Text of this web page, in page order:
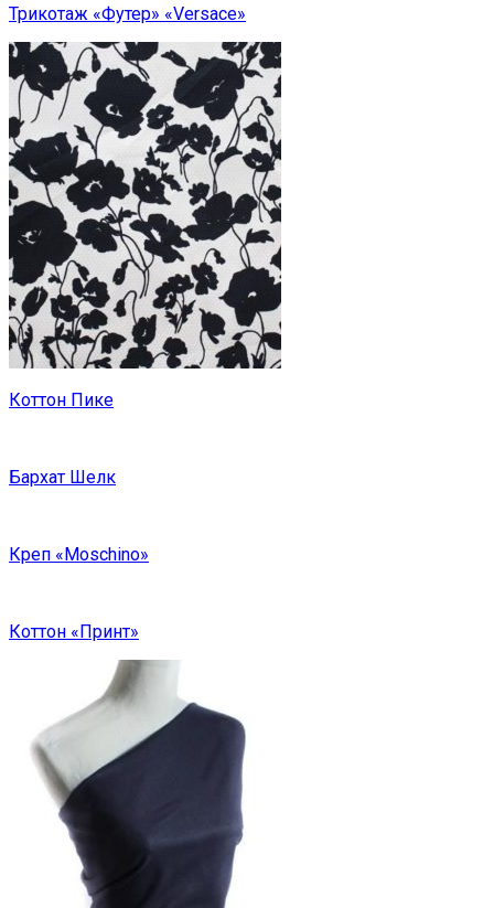
Трикотаж «Футер» «Versace»
Коттон Пике
Бархат Шелк
Креп «Moschino»
Коттон «Принт»